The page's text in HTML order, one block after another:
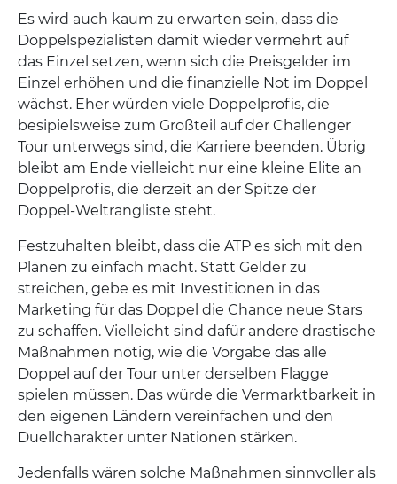
Es wird auch kaum zu erwarten sein, dass die
Doppelspezialisten damit wieder vermehrt auf
das Einzel setzen, wenn sich die Preisgelder im
Einzel erhöhen und die finanzielle Not im Doppel
wächst. Eher würden viele Doppelprofis, die
besipielsweise zum Großteil auf der Challenger
Tour unterwegs sind, die Karriere beenden. Übrig
bleibt am Ende vielleicht nur eine kleine Elite an
Doppelprofis, die derzeit an der Spitze der
Doppel-Weltrangliste steht.
Festzuhalten bleibt, dass die ATP es sich mit den
Plänen zu einfach macht. Statt Gelder zu
streichen, gebe es mit Investitionen in das
Marketing für das Doppel die Chance neue Stars
zu schaffen. Vielleicht sind dafür andere drastische
Maßnahmen nötig, wie die Vorgabe das alle
Doppel auf der Tour unter derselben Flagge
spielen müssen. Das würde die Vermarktbarkeit in
den eigenen Ländern vereinfachen und den
Duellcharakter unter Nationen stärken.
Jedenfalls wären solche Maßnahmen sinnvoller als